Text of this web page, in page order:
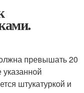
превышать 20
штукатуркой и